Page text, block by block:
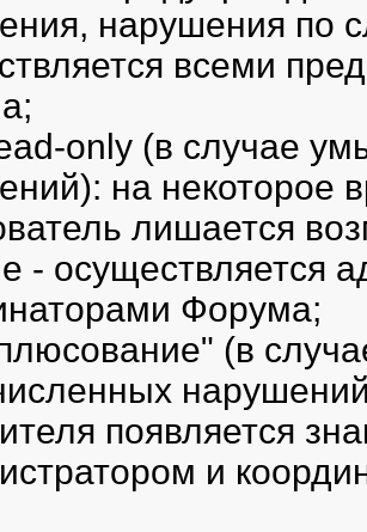
нарушения по
всеми
only (в случае
на некоторое
лишается
- осуществляется
Форума;
(в
появляется
и